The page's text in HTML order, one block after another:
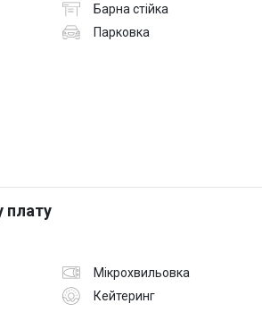
Барна стійка
Парковка
плату
Мікрохвильовка
Кейтеринг